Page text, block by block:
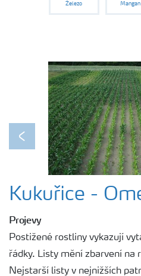
Železo Mangan
Previous
Kukuřice -
Projevy
Postižené rostliny vykazují
řádky. Listy mění zbarvení na
Nejstarší listy v nejnižších